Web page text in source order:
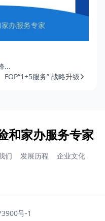
...
FOP“1+5服务” 战略升级
和家办服务专家
们 发展历程
企业文化
号-1